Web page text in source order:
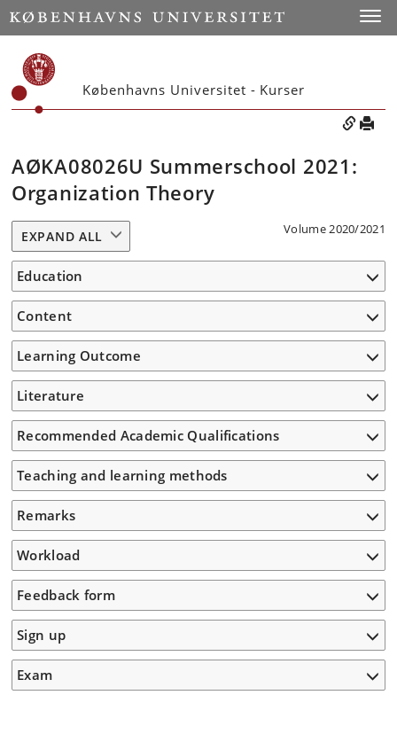
Københavns Universitet - Kurser
AØKA08026U Summerschool 2021:
Organization Theory
Volume 2020/2021
EXPAND ALL
Education
Content
Learning Outcome
Literature
Recommended Academic Qualifications
Teaching and learning methods
Remarks
Workload
Feedback form
Sign up
Exam